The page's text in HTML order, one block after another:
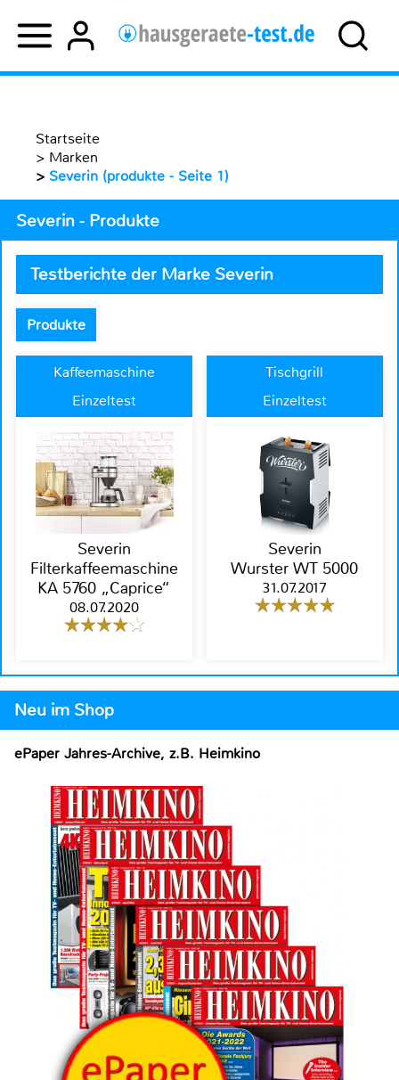
Startseite
> Marken
> Severin (produkte - Seite 1)
Severin - Produkte
Testberichte der Marke Severin
Produkte
Kaffeemaschine
Einzeltest
Severin
Filterkaffeemaschine
KA 5760 „Caprice“
08.07.2020
Tischgrill
Einzeltest
Severin
Wurster WT 5000
31.07.2017
Neu im Shop
ePaper Jahres-Archive, z.B. Heimkino